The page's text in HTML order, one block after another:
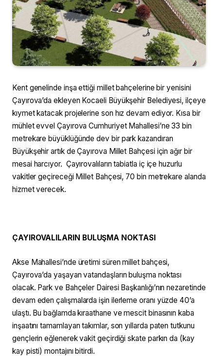
Kent genelinde inşa ettiği millet bahçelerine bir yenisini
Çayırova’da ekleyen Kocaeli Büyükşehir Belediyesi, ilçeye
kıymet katacak projelerine son hız devam ediyor. Kısa bir
mühlet evvel Çayırova Cumhuriyet Mahallesi’ne 33 bin
metrekare büyüklüğünde dev bir park kazandıran
Büyükşehir artık de Çayırova Millet Bahçesi için ağır bir
mesai harcıyor. Çayırovalıların tabiatla iç içe huzurlu
vakitler geçireceği Millet Bahçesi, 70 bin metrekare alanda
hizmet verecek.
ÇAYIROVALILARIN BULUŞMA NOKTASI
Akse Mahallesi’nde üretimi süren millet bahçesi,
Çayırova’da yaşayan vatandaşların buluşma noktası
olacak. Park ve Bahçeler Dairesi Başkanlığı’nın nezaretinde
devam eden çalışmalarda işin ilerleme oranı yüzde 40’a
ulaştı. Bu bağlamda kıraathane ve mescit binasının kaba
inşaatını tamamlayan takımlar, son yıllarda paten tutkunu
gençlerin eğlenerek vakit geçirdiği skate parkın da (kay
kay pisti) montajını bitirdi.